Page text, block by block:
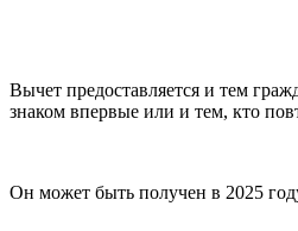
Вычет предоставляется и тем
знаком впервые или и тем, кто
Он может быть получен в 2025